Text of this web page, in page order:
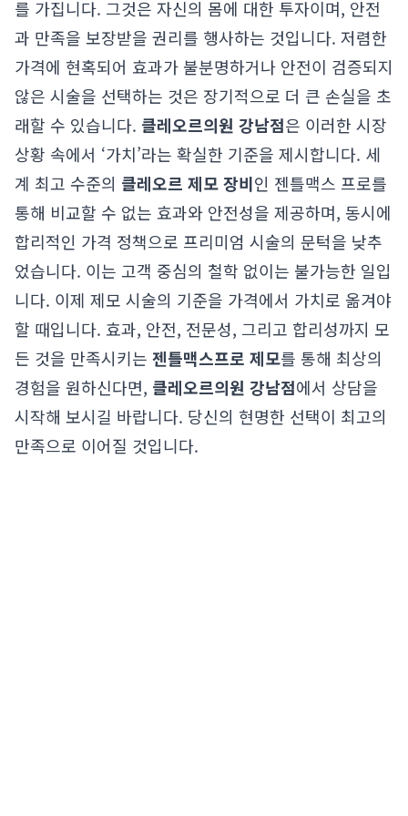
를 가집니다. 그것은 자신의 몸에 대한 투자이며, 안전
과 만족을 보장받을 권리를 행사하는 것입니다. 저렴한
가격에 현혹되어 효과가 불분명하거나 안전이 검증되지
않은 시술을 선택하는 것은 장기적으로 더 큰 손실을 초
래할 수 있습니다. 클레오르의원 강남점은 이러한 시장
상황 속에서 ‘가치’라는 확실한 기준을 제시합니다. 세
계 최고 수준의 클레오르 제모 장비인 젠틀맥스 프로를
통해 비교할 수 없는 효과와 안전성을 제공하며, 동시에
합리적인 가격 정책으로 프리미엄 시술의 문턱을 낮추
었습니다. 이는 고객 중심의 철학 없이는 불가능한 일입
니다. 이제 제모 시술의 기준을 가격에서 가치로 옮겨야
할 때입니다. 효과, 안전, 전문성, 그리고 합리성까지 모
든 것을 만족시키는 젠틀맥스프로 제모를 통해 최상의
경험을 원하신다면, 클레오르의원 강남점에서 상담을
시작해 보시길 바랍니다. 당신의 현명한 선택이 최고의
만족으로 이어질 것입니다.